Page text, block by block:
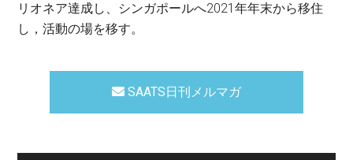
リオネア達成し、シンガポールへ2021年年末から移住
し，活動の場を移す。
SAATS日刊メルマガ